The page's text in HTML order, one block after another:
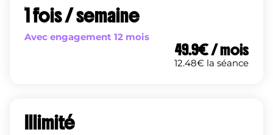
1 fois / semaine
Avec engagement 12 mois
49.9€ / mois
12.48€ la séance
Illimité